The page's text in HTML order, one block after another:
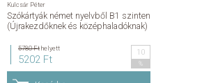
Kulcsár Péter
Szókártyák német nyelvből B1 szinten
(Újrakezdőknek és középhaladóknak)
5780 Fthelyett
5202 Ft
10